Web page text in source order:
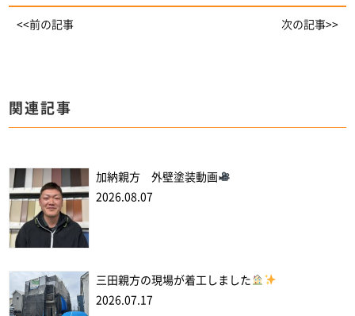
<<前の記事 次の記事>>
関連記事
加納親方 外壁塗装動画
2026.08.07
三田親方の現場が着工しました
2026.07.17